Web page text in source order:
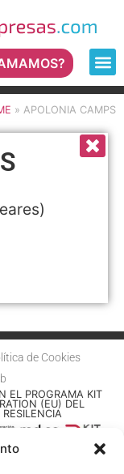
» APOLONIA CAMPS
de Cookies
EL PROGRAMA KIT
(EU) DEL
reservados.